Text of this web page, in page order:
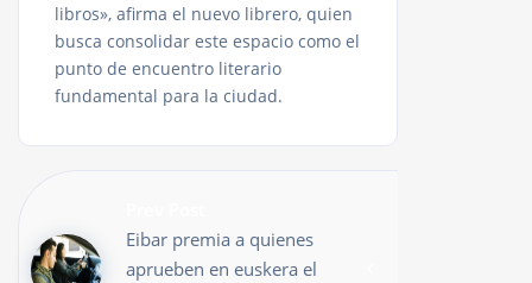
libros», afirma el nuevo librero, quien
busca consolidar este espacio como el
punto de encuentro literario
fundamental para la ciudad.
Eibar premia a quienes
aprueben en euskera el